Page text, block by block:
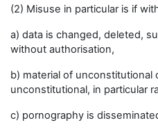
(2) Misuse in particular is if
a) data is changed, deleted,
without authorisation,
b) material of unconstitutional
unconstitutional, in particular
c) pornography is